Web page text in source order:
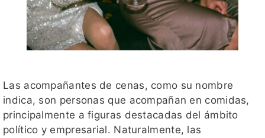
Las acompañantes de cenas, como su nombre
indica, son personas que acompañan en comidas,
principalmente a figuras destacadas del ámbito
político y empresarial. Naturalmente, las